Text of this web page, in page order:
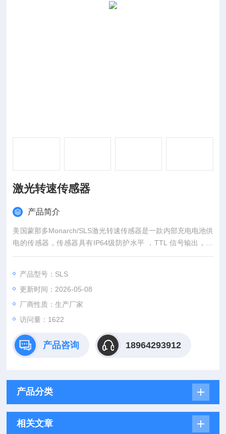
激光转速传感器
产品简介
美国蒙那多Monarch/SLS激光转速传感器是一款内部充电电池供
电的传感器，传感器具有IP64级防护水平 ，TTL 信号输出，测
量范围可达19.8m，通过反光条或颜色明暗对比明显的目标反射
产品型号：SLS
更新时间：2026-05-08
厂商性质：生产厂家
访问量：1622
产品咨询 18964293912
产品分类
相关文章